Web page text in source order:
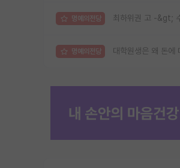
명예의전당 최하위권 고 -&gt;
명예의전당 대학원생은 왜 돈에